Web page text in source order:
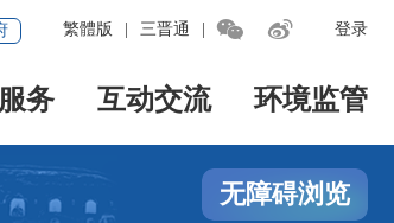
登录
繁體版 三晋通  
务 互动交流 环境监管
无障碍浏览